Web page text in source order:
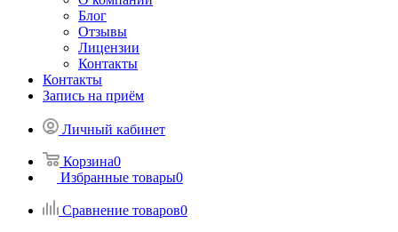
Блог
Отзывы
Лицензии
Контакты
Контакты
Запись на приём
Личный кабинет
Корзина0
Избранные товары0
Сравнение товаров0